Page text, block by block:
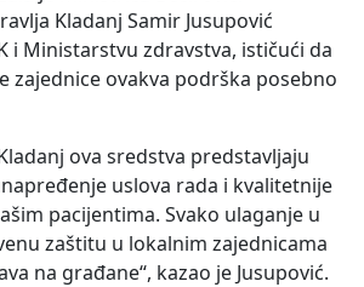
Kladanj Samir Jusupović
i Ministarstvu zdravstva, ističući da
zajednice ovakva podrška posebno
ova sredstva predstavljaju
uslova rada i kvalitetnije
pacijentima. Svako ulaganje u
zaštitu u lokalnim zajednicama
na građane“, kazao je Jusupović.